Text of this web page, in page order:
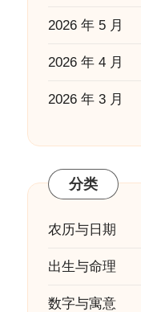
2026 年 5 月
2026 年 4 月
2026 年 3 月
分类
农历与日期
出生与命理
数字与寓意